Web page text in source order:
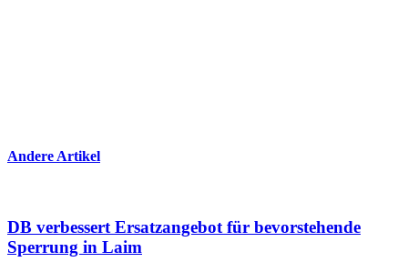
Andere Artikel
DB verbessert Ersatzangebot für bevorstehende
Sperrung in Laim